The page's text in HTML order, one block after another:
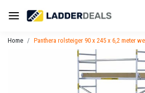
Home Panthera rolsteiger 90 x 245 x 6,2 meter